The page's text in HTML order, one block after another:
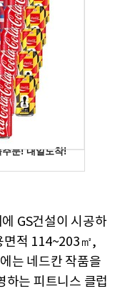
GS건설이 시공하
면적 114~203㎡,
는 네드칸 작품을
하는 피트니스 클럽